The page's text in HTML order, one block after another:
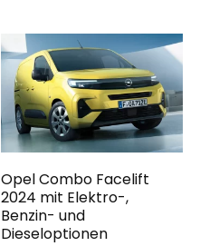
Opel Combo Facelift
2024 mit Elektro-,
Benzin- und
Dieseloptionen